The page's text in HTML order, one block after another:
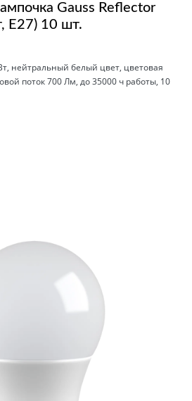
Gauss Reflector
E27) 10 шт.
нейтральный белый цвет, цветовая
поток 700 Лм, до 35000 ч работы, 10